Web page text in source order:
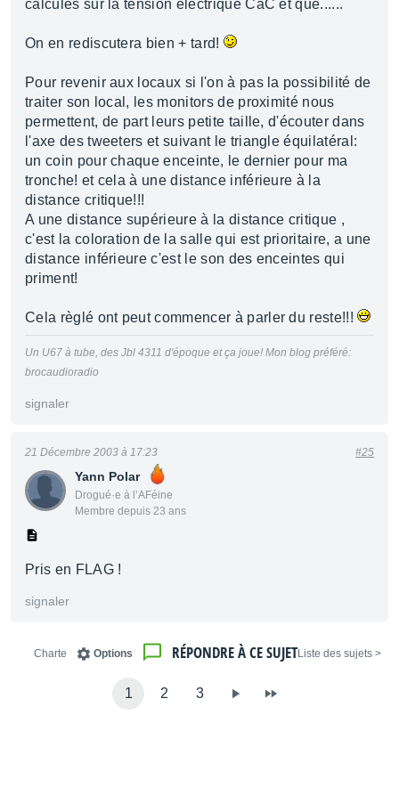
calculés sur la tension électrique CàC et que......
On en rediscutera bien + tard!
Pour revenir aux locaux si l'on à pas la possibilité de
traiter son local, les monitors de proximité nous
permettent, de part leurs petite taille, d'écouter dans
l'axe des tweeters et suivant le triangle équilatéral:
un coin pour chaque enceinte, le dernier pour ma
tronche! et cela à une distance inférieure à la
distance critique!!!
A une distance supérieure à la distance critique ,
c'est la coloration de la salle qui est prioritaire, a une
distance inférieure c'est le son des enceintes qui
priment!
Cela règlé ont peut commencer à parler du reste!!!
Un U67 à tube, des Jbl 4311 d'époque et ça joue! Mon blog préféré:
brocaudioradio
signaler
Yann Polar
Drogué·e à l’AFéine
Membre depuis 23 ans
21 Décembre 2003 à 17:23 #25
Pris en FLAG !
signaler
< Liste des sujets
RÉPONDRE À CE SUJET
Options
Charte
1 2 3